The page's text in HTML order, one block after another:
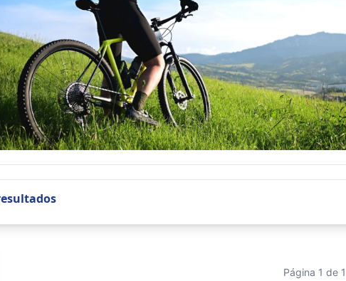
Página 1 de 1